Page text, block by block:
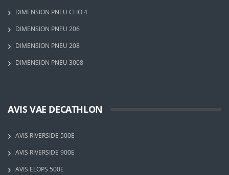
DIMENSION PNEU CLIO 4
DIMENSION PNEU 206
DIMENSION PNEU 208
DIMENSION PNEU 3008
AVIS VAE DECATHLON
AVIS RIVERSIDE 500E
AVIS RIVERSIDE 900E
AVIS ELOPS 500E